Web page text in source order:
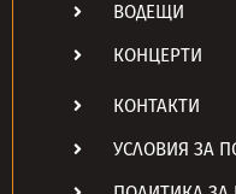
ВОДЕЩИ
КОНЦЕРТИ
КОНТАКТИ
УСЛОВИЯ ЗА